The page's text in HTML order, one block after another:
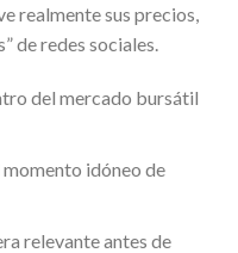
realmente sus precios,
de redes sociales.
del mercado bursátil
momento idóneo de
relevante antes de